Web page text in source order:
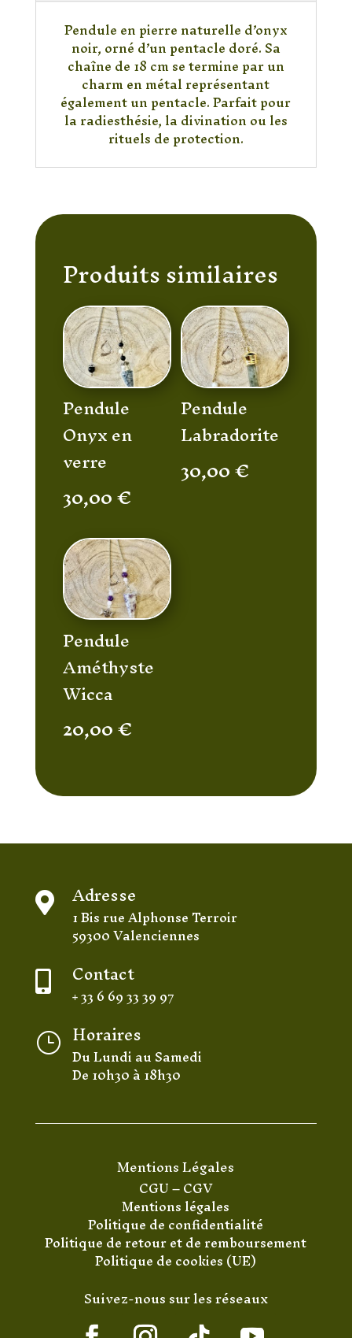
Pendule en pierre naturelle d’onyx
noir, orné d’un pentacle doré. Sa
chaîne de 18 cm se termine par un
charm en métal représentant
également un pentacle. Parfait pour
la radiesthésie, la divination ou les
rituels de protection.
Produits similaires
Pendule
Onyx en
verre
30,00€
Pendule
Labradorite
30,00€
Pendule
Améthyste
Wicca
20,00€
 Adresse
1 Bis rue Alphonse Terroir
59300 Valenciennes
 Contact
+ 33 6 69 33 39 97
} Horaires
Du Lundi au Samedi
De 10h30 à 18h30
Mentions Légales
CGU–CGV
Mentions légales
Politique de confidentialité
Politique de retour et de remboursement
Politique de cookies (UE)
Suivez-nous sur les réseaux